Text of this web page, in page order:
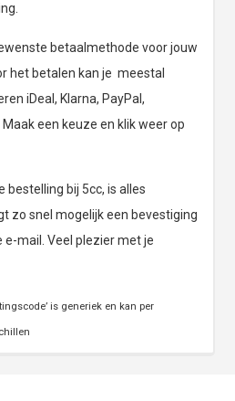
betaalmethode voor jouw
het betalen kan je meestal
iDeal, Klarna, PayPal,
een keuze en klik weer op
bestelling bij 5cc, is alles
zo snel mogelijk een bevestiging
e-mail. Veel plezier met je
is generiek en kan per